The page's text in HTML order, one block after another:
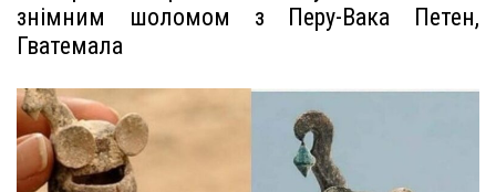
знімним шоломом з Перу-Вака Петен,
Гватемала